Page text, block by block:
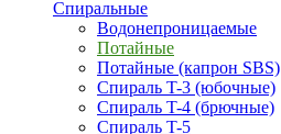
Спиральные
Водонепроницаемые
Потайные
Потайные (капрон SBS)
Спираль T-3 (юбочные)
Спираль T-4 (брючные)
Спираль T-5